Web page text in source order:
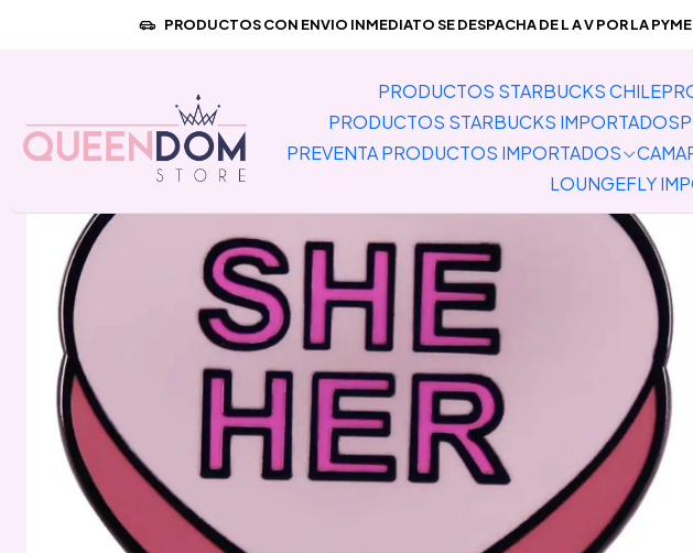
PRODUCTOS STARBUCKS CHILE
PRODUCTOS STARBUCKS IMPORTADOS
PREVENTA PRODUCTOS IMPORTADOS
LOUNGEFLY
PRODUCTOS CON ENVIO INMEDIATO SE DESPACHA DE L A V POR LA
Inicio PREVENTA